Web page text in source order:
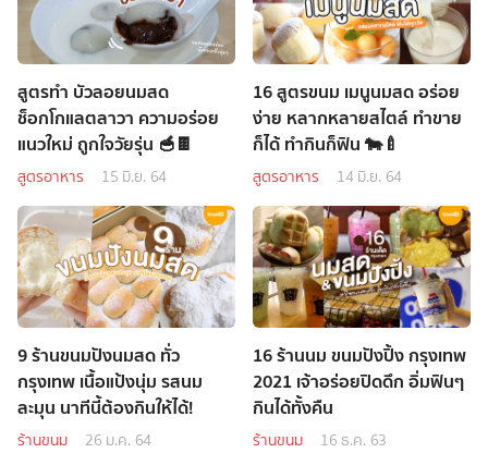
สูตรทำ บัวลอยนมสด
ช็อกโกแลตลาวา ความอร่อย
แนวใหม่ ถูกใจวัยรุ่น 🥣🍫
สูตรอาหาร 15 มิ.ย. 64
16 สูตรขนม เมนูนมสด อร่อย
ง่าย หลากหลายสไตล์ ทำขาย
ก็ได้ ทำกินก็ฟิน 🐄🍼
สูตรอาหาร 14 มิ.ย. 64
9 ร้านขนมปังนมสด ทั่ว
กรุงเทพ เนื้อแป้งนุ่ม รสนม
ละมุน นาทีนี้ต้องกินให้ได้!
ร้านขนม 26 ม.ค. 64
16 ร้านนม ขนมปังปิ้ง กรุงเทพ
2021 เจ้าอร่อยปิดดึก อิ่มฟินๆ
กินได้ทั้งคืน
ร้านขนม 16 ธ.ค. 63